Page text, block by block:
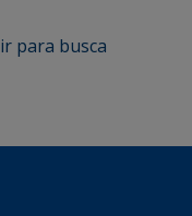
ir para busca